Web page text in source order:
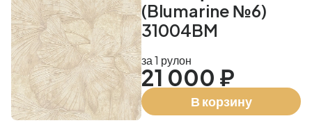
(Blumarine №6)
31004BM
за 1 рулон
21 000 ₽
В корзину